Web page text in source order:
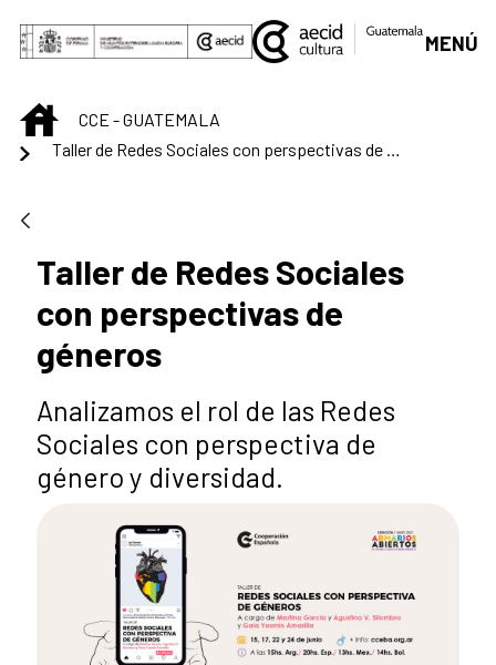
Saltar al contenido principal
MENÚ
INICIOCCE - GUATEMALA
Taller de Redes Sociales
con perspectivas de
géneros
Analizamos el rol de las Redes
Sociales con perspectiva de
género y diversidad.